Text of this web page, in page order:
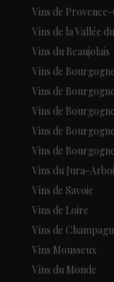
Vins de
Vins de la Vallée
Vins du Beaujolais
Vins de Bourgogne
Vins de
Vins de
Vins de
Vins de
Vins du Jura-
Vins de Savoie
Vins de Loire
Vins de
Vins Mousseux
Vins du Monde